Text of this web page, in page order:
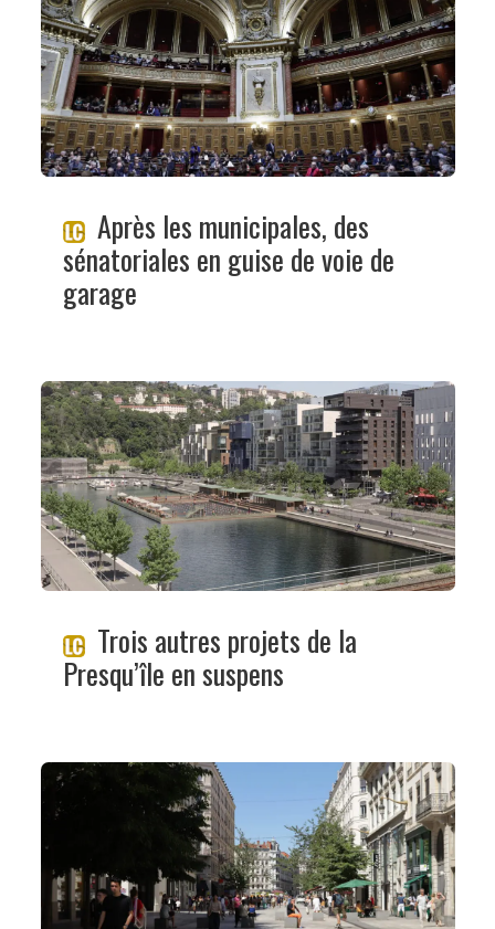
Après les municipales, des
sénatoriales en guise de voie de
garage
Trois autres projets de la
Presqu’île en suspens